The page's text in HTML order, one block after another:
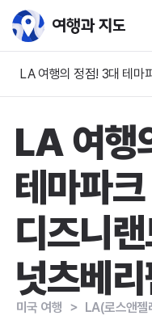
LA 여행
테마파
디즈니랜
넛츠베
미국 여행 ＞ LA(로스앤젤